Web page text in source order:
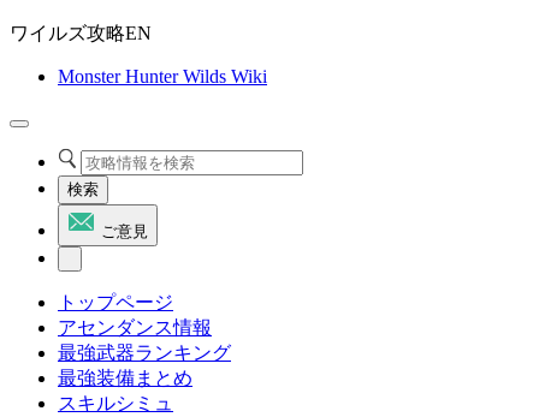
ワイルズ攻略EN
Monster Hunter Wilds Wiki
検索
ご意見
トップページ
アセンダンス情報
最強武器ランキング
最強装備まとめ
スキルシミュ